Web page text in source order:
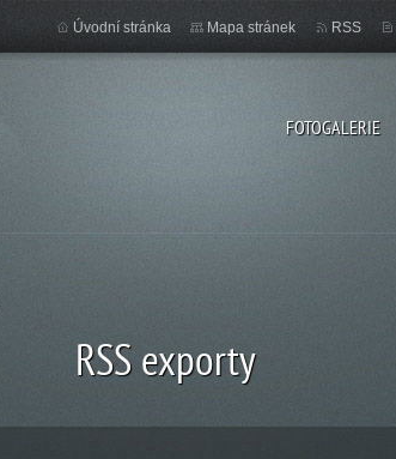
FOTOGALERIE
Úvodní stránka Mapa stránek RSS
RSS exporty